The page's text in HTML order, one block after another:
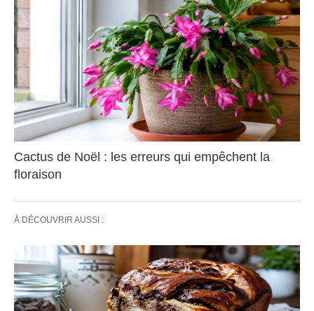
Cactus de Noël : les erreurs qui empêchent la
floraison
À DÉCOUVRIR AUSSI :